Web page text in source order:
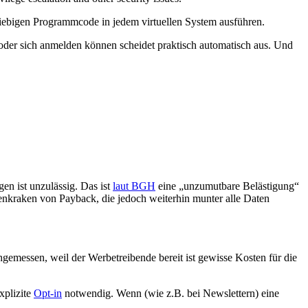
Programmcode in jedem virtuellen System ausführen.
sich anmelden können scheidet praktisch automatisch aus. Und
ist unzulässig. Das ist laut BGH eine „unzumutbare Belästigung“
von Payback, die jedoch weiterhin munter alle Daten
weil der Werbetreibende bereit ist gewisse Kosten für die
Opt-in notwendig. Wenn (wie z.B. bei Newslettern) eine